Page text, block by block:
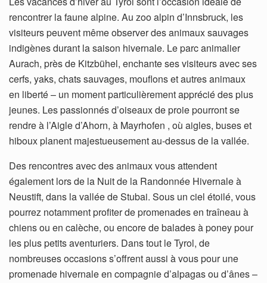
rencontrer la faune alpine. Au zoo alpin d’Innsbruck, les
visiteurs peuvent même observer des animaux sauvages
indigènes durant la saison hivernale. Le parc animalier
Aurach, près de Kitzbühel, enchante ses visiteurs avec ses
cerfs, yaks, chats sauvages, mouflons et autres animaux
en liberté – un moment particulièrement apprécié des plus
jeunes. Les passionnés d’oiseaux de proie pourront se
rendre à l’Aigle d’Ahorn, à Mayrhofen , où aigles, buses et
hiboux planent majestueusement au-dessus de la vallée.
Des rencontres avec des animaux vous attendent
également lors de la Nuit de la Randonnée Hivernale à
Neustift, dans la vallée de Stubai. Sous un ciel étoilé, vous
pourrez notamment profiter de promenades en traîneau à
chiens ou en calèche, ou encore de balades à poney pour
les plus petits aventuriers. Dans tout le Tyrol, de
nombreuses occasions s’offrent aussi à vous pour une
promenade hivernale en compagnie d’alpagas ou d’ânes –